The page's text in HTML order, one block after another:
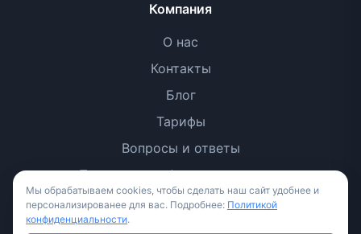
Компания
О нас
Контакты
Блог
Тарифы
Вопросы и ответы
Политика конфиденциальности
Условия использования
Мы обрабатываем cookies, чтобы сделать наш сайт удобнее и
персонализированее для вас. Подробнее: Политикой
конфиденциальности.